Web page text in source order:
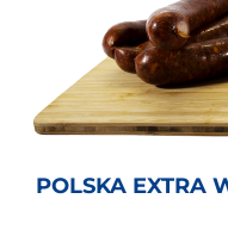
POLSKA EXTRA